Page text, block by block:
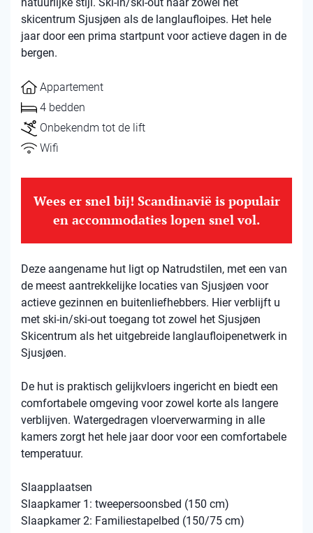
skicentrum Sjusjøen als de langlaufloipes. Het hele
jaar door een prima startpunt voor actieve dagen in de
bergen.
Appartement
4 bedden
Onbekendm tot de lift
Wifi
Wees er snel bij! Scandinavië is populair
en accommodaties lopen snel vol.
Deze aangename hut ligt op Natrudstilen, met een van
de meest aantrekkelijke locaties van Sjusjøen voor
actieve gezinnen en buitenliefhebbers. Hier verblijft u
met ski-in/ski-out toegang tot zowel het Sjusjøen
Skicentrum als het uitgebreide langlaufloipenetwerk in
Sjusjøen.
De hut is praktisch gelijkvloers ingericht en biedt een
comfortabele omgeving voor zowel korte als langere
verblijven. Watergedragen vloerverwarming in alle
kamers zorgt het hele jaar door voor een comfortabele
temperatuur.
Slaapplaatsen
Slaapkamer 1: tweepersoonsbed (150 cm)
Slaapkamer 2: Familiestapelbed (150/75 cm)